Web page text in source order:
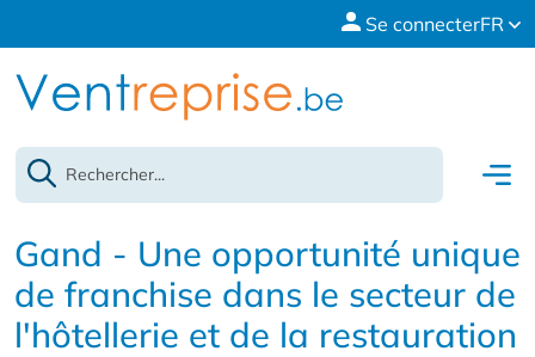
Se connecterFR
Gand - Une opportunité unique
de franchise dans le secteur de
l'hôtellerie et de la restauration